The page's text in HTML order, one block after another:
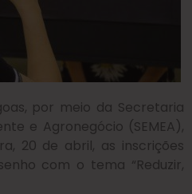
por meio da Secretaria
e Agronegócio (SEMEA),
20 de abril, as inscrições
com o tema “Reduzir,